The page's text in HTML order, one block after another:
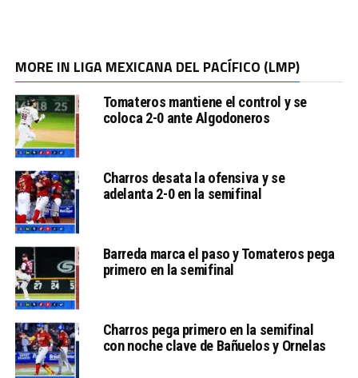
MORE IN LIGA MEXICANA DEL PACÍFICO (LMP)
Tomateros mantiene el control y se
coloca 2-0 ante Algodoneros
Charros desata la ofensiva y se
adelanta 2-0 en la semifinal
Barreda marca el paso y Tomateros pega
primero en la semifinal
Charros pega primero en la semifinal
con noche clave de Bañuelos y Ornelas